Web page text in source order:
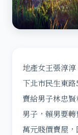
地產女王張淳
下北市民生東
賣給男子林忠
男子，賴男要
萬元賤價賣屋